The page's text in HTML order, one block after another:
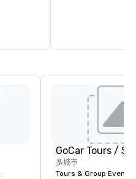
多城市
Tours & Group Events